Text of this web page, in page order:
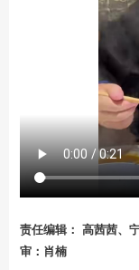
责任编辑： 高茜茜、
审：肖楠